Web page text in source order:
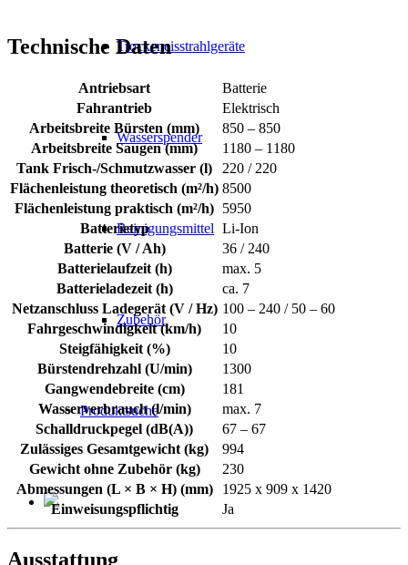
Trockeneisstrahlgeräte
Wasserspender
Reinigungsmittel
Zubehör
Produktsuche
Technische Daten
Antriebsart
Batterie
Fahrantrieb
Elektrisch
Arbeitsbreite Bürsten (mm)
850 – 850
Arbeitsbreite Saugen (mm)
1180 – 1180
Tank Frisch-/Schmutzwasser (l)
220 / 220
Flächenleistung theoretisch (m²/h) 8500
Flächenleistung praktisch (m²/h) 5950
Batterietyp
Li-Ion
Batterie (V / Ah)
36 / 240
Batterielaufzeit (h)
max. 5
Batterieladezeit (h)
ca. 7
Netzanschluss Ladegerät (V / Hz) 100 – 240 / 50 – 60
Fahrgeschwindigkeit (km/h)
10
Steigfähigkeit (%)
10
Bürstendrehzahl (U/min)
1300
Gangwendebreite (cm)
181
Wasserverbrauch (l/min)
max. 7
Schalldruckpegel (dB(A))
67 – 67
Zulässiges Gesamtgewicht (kg)
994
Gewicht ohne Zubehör (kg)
230
Abmessungen (L × B × H) (mm)
1925 x 909 x 1420
Einweisungspflichtig
Ja
Ausstattung